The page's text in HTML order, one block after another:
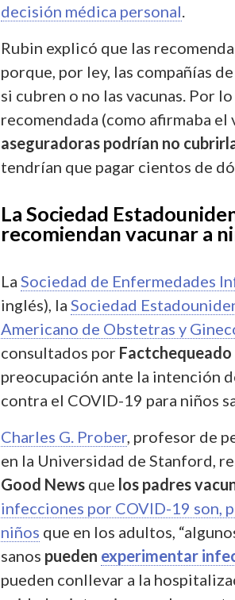
decisión médica personal
Rubin explicó que las
porque, por ley, las compañías
si cubren o no las vacunas. Por
recomendada (como afirmaba el
aseguradoras podrían no
tendrían que pagar cientos de
La Sociedad
recomiendan vacunar a
La Sociedad de Enfermedades
inglés), la Sociedad
Americano de Obstetras y
consultados por Factchequeado
preocupación ante la intención
contra el COVID-19 para niños
Charles G. Prober , profesor de
en la Universidad de Stanford,
Good News que los padres
infecciones por COVID-19 son,
niños que en los adultos,
sanos pueden experimentar
pueden conllevar a la